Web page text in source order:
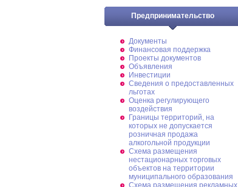
Предпринимательство
Документы
Финансовая поддержка
Проекты документов
Объявления
Инвестиции
Сведения о предоставленных
льготах
Оценка регулирующего
воздействия
Границы территорий, на
которых не допускается
розничная продажа
алкогольной продукции
Схема размещения
нестационарных торговых
объектов на территории
муниципального образования
Схема размещения рекламных